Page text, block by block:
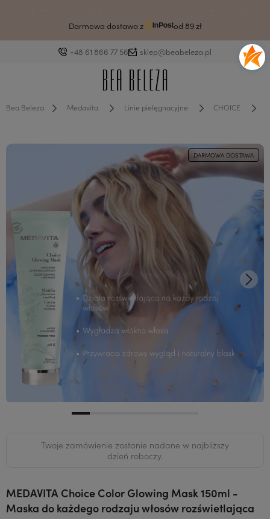
Drodzy klienci ze względu na awarię systemu czas wysyłki może ulec
wydłużeniu.
Darmowa dostawa z od 89 zł
+48 61 866 77 56 sklep@beabeleza.pl
Bea Beleza Medavita Linie pielęgnacyjne CHOICE
DARMOWA DOSTAWA
Twoje zamówienie zostanie nadane w najbliższy
dzień roboczy.
MEDAVITA Choice Color Glowing Mask 150ml -
Maska do każdego rodzaju włosów rozświetlająca